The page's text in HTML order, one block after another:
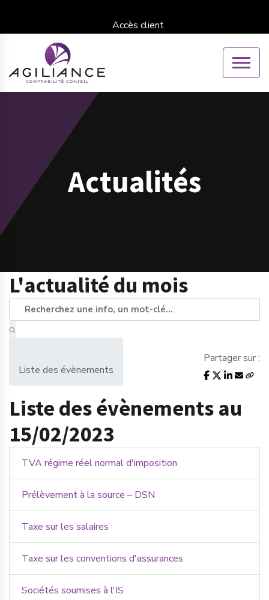
Accès client
Actualités
L'actualité du mois
Liste des évènements
Partager sur :
Liste des évènements au
15/02/2023
TVA régime réel normal d'imposition
Prélèvement à la source – DSN
Taxe sur les salaires
Taxe sur les conventions d'assurances
Sociétés soumises à l'IS